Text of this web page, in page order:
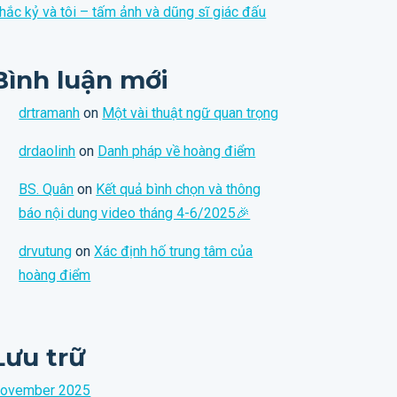
kỷ và tôi – tấm ảnh và dũng sĩ giác đấu
luận mới
drtramanh on Một vài thuật ngữ quan trọng
drdaolinh on Danh pháp về hoàng điểm
BS. Quân on Kết quả bình chọn và thông
báo nội dung video tháng 4-6/2025🎉
drvutung onXác định hố trung tâm của
hoàng điểm
trữ
2025